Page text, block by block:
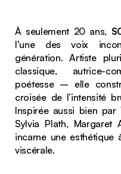
À seulement 20 ans,
l’une des voix
génération. Artiste
classique, autrice-
poétesse – elle
croisée de l’intensité
Inspirée aussi bien
Sylvia Plath, Margaret
incarne une esthétique
viscérale.